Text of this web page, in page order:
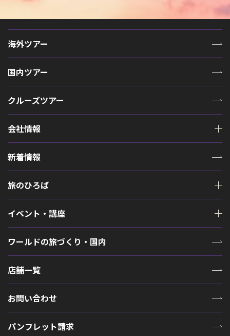
海外ツアー
国内ツアー
クルーズツアー
会社情報
新着情報
旅のひろば
イベント・講座
ワールドの旅づくり・国内
店舗一覧
お問い合わせ
パンフレット請求